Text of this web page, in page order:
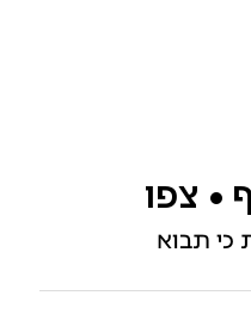
• צפו
כי תבוא